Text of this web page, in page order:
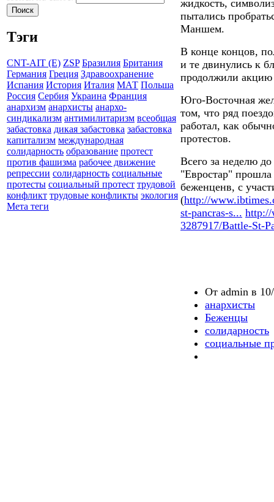
Тэги
CNT-AIT (E) ZSP Бразилия Британия
Германия Греция Здравоохранение
Испания История Италия МАТ Польша
Россия Сербия Украина Франция
анархизм анархисты анархо-
синдикализм антимилитаризм всеобщая
забастовка дикая забастовка забастовка
капитализм международная
солидарность образование протест
против фашизма рабочее движение
репрессии солидарность социальные
протесты социальный протест трудовой
конфликт трудовые конфликты экология
Мета теги
жидкость,
пытались
Маншем.
В конце концов,
и те двинулись к
продолжили акцию
Юго-Восточная
том, что ряд
работал, как
протестов.
Всего за неделю
"Евростар"
беженценв, с
(http://
st-pancras-s... http://
3287917/Battle-St-
От admin в
анархисты
Беженцы
солидарность
социальные